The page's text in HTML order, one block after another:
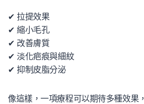
✔ 拉提效果
✔ 縮小毛孔
✔ 改善膚質
✔ 淡化疤痕與細紋
✔ 抑制皮脂分泌
像這樣，一項療程可以期待多種效果，